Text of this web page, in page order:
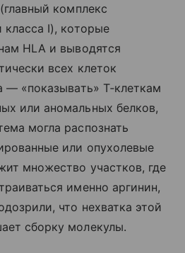
комплекс
I), которые
HLA и выводятся
всех клеток
— «показывать» Т‑клеткам
или аномальных белков,
могла распознать
или опухолевые
множество участков, где
именно аргинин,
что нехватка этой
сборку молекулы.